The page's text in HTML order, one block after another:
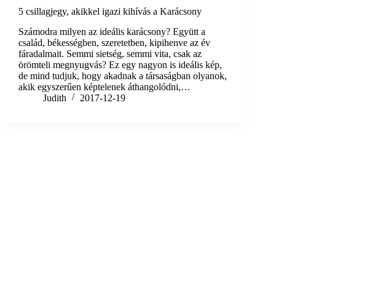
5 csillagjegy, akikkel igazi kihívás a Karácsony
Számodra milyen az ideális karácsony? Együtt a
család, békességben, szeretetben, kipihenve az év
fáradalmait. Semmi sietség, semmi vita, csak az
örömteli megnyugvás? Ez egy nagyon is ideális kép,
de mind tudjuk, hogy akadnak a társaságban olyanok,
akik egyszerűen képtelenek áthangolódni,…
Judith
2017-12-19